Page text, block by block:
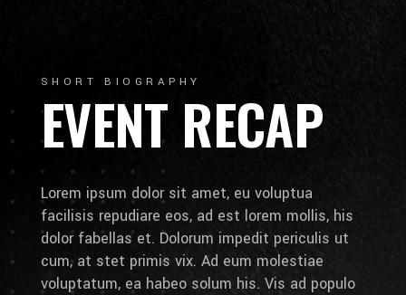
SHORT BIOGRAPHY
EVENT RECAP
Lorem ipsum dolor sit amet, eu voluptua
facilisis repudiare eos, ad est lorem mollis, his
dolor fabellas et. Dolorum impedit periculis ut
cum, at stet primis vix. Ad eum molestiae
voluptatum, ea habeo solum his. Vis ad populo